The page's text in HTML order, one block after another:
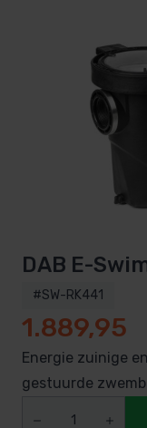
DAB E-
#SW-RK441
1.889,95
Energie zuinige
gestuurde